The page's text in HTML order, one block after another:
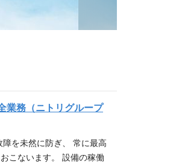
業務（ニトリグループ
を未然に防ぎ、 常に最高
こないます。 設備の稼働